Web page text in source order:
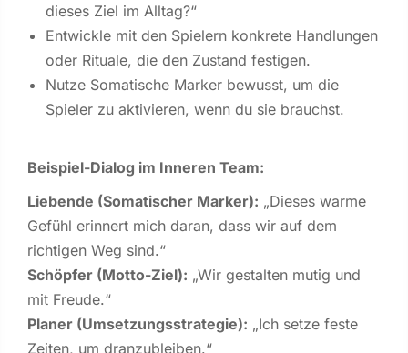
dieses Ziel im Alltag?“
Entwickle mit den Spielern konkrete Handlungen
oder Rituale, die den Zustand festigen.
Nutze Somatische Marker bewusst, um die
Spieler zu aktivieren, wenn du sie brauchst.
Beispiel-Dialog im Inneren Team:
Liebende (Somatischer Marker): „Dieses warme
Gefühl erinnert mich daran, dass wir auf dem
richtigen Weg sind.“
Schöpfer (Motto-Ziel): „Wir gestalten mutig und
mit Freude.“
Planer (Umsetzungsstrategie): „Ich setze feste
Zeiten, um dranzubleiben.“